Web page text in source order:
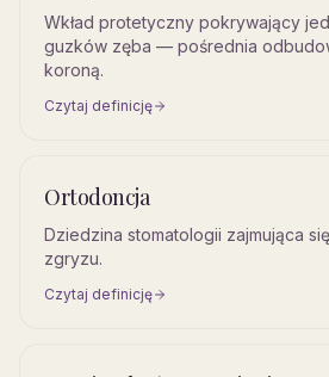
Wkład protetyczny pokrywający
guzków zęba — pośrednia
koroną.
Czytaj definicję
Ortodoncja
Dziedzina stomatologii zajmująca
zgryzu.
Czytaj definicję